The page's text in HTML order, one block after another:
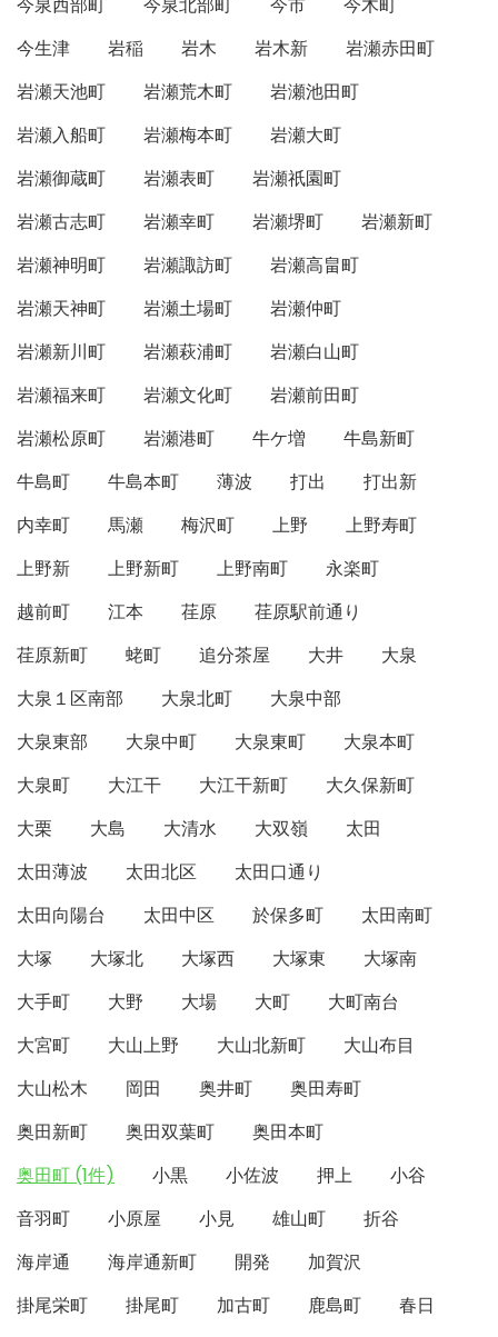
今生津
岩稲 岩木 岩木新
岩瀬赤田町
岩瀬天池町
岩瀬荒木町
岩瀬池田町
岩瀬入船町
岩瀬梅本町
岩瀬大町
岩瀬御蔵町
岩瀬表町
岩瀬祇園町
岩瀬古志町
岩瀬幸町 岩瀬堺町
岩瀬新町
岩瀬神明町
岩瀬諏訪町
岩瀬高畠町
岩瀬天神町
岩瀬土場町
岩瀬仲町
岩瀬新川町
岩瀬萩浦町
岩瀬白山町
岩瀬福来町
岩瀬文化町
岩瀬前田町
岩瀬松原町
岩瀬港町 牛ケ増
牛島新町
牛島町
牛島本町 薄波 打出
打出新
内幸町
馬瀬 梅沢町 上野
上野寿町
上野新
上野新町 上野南町
永楽町
越前町
江本 荏原
荏原駅前通り
荏原新町
蛯町 追分茶屋 大井
大泉
大泉１区南部
大泉北町
大泉中部
大泉東部
大泉中町 大泉東町
大泉本町
大泉町
大江干 大江干新町
大久保新町
大栗
大島 大清水 大双嶺
太田
太田薄波
太田北区
太田口通り
太田向陽台
太田中区 於保多町
太田南町
大塚
大塚北 大塚西 大塚東
大塚南
大手町
大野 大場 大町
大町南台
大宮町
大山上野 大山北新町
大山布目
大山松木
岡田 奥井町
奥田寿町
奥田新町
奥田双葉町
奥田本町
奥田町 (1件)
小黒 小佐波 押上
小谷
音羽町
小原屋 小見 雄山町
折谷
海岸通
海岸通新町 開発
加賀沢
掛尾栄町
掛尾町 加古町 鹿島町
春日